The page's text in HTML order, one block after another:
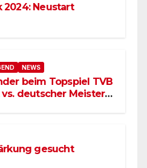
2024: Neustart
NEWS
beim Topspiel TVB
deutscher Meister
gesucht